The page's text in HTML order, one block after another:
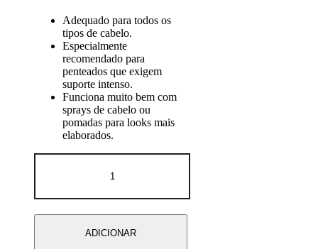
Adequado para todos os
tipos de cabelo.
Especialmente
recomendado para
penteados que exigem
suporte intenso.
Funciona muito bem com
sprays de cabelo ou
pomadas para looks mais
elaborados.
ADICIONAR